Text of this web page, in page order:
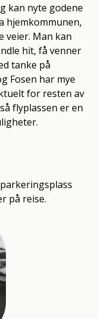
kan nyte godene
hjemkommunen,
veier. Man kan
hit, få venner
tanke på
Fosen har mye
for resten av
flyplassen er en
på reise.